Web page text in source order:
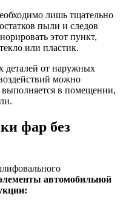
лишь тщательно
пыли и следов
этот пункт,
или пластик.
деталей от наружных
можно
выполняется в помещении,
фар без
автомобильной